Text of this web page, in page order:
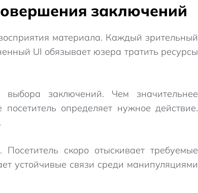
заключений
материала. Каждый зрительный
UI обязывает юзера тратить ресурсы
выбора заключений. Чем значительнее
определяет нужное действие.
скоро отыскивает требуемые
устойчивые связи среди манипуляциями